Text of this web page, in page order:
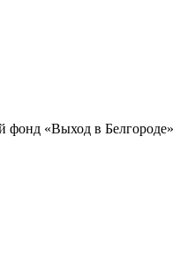
фонд «Выход в Белгороде»